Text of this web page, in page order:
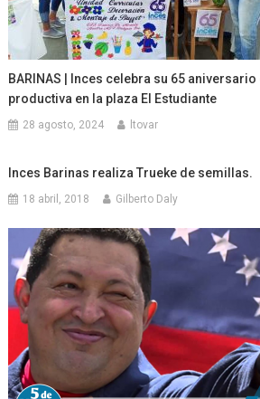
BARINAS | Inces celebra su 65
productiva en la plaza El Estudiante
28 agosto, 2024 ltovar
Inces Barinas realiza Trueke de semillas.
18 abril, 2018 Gilberto Daly